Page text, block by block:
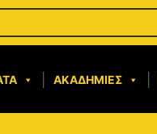
ΑΚΑΔΗΜΊΕΣ